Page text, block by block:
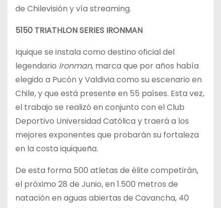
de Chilevisión y vía streaming.
5150 TRIATHLON SERIES IRONMAN
Iquique se instala como destino oficial del
legendario Ironman, marca que por años había
elegido a Pucón y Valdivia como su escenario en
Chile, y que está presente en 55 países. Esta vez,
el trabajo se realizó en conjunto con el Club
Deportivo Universidad Católica y traerá a los
mejores exponentes que probarán su fortaleza
en la costa iquiqueña.
De esta forma 500 atletas de élite competirán,
el próximo 28 de Junio, en 1.500 metros de
natación en aguas abiertas de Cavancha, 40